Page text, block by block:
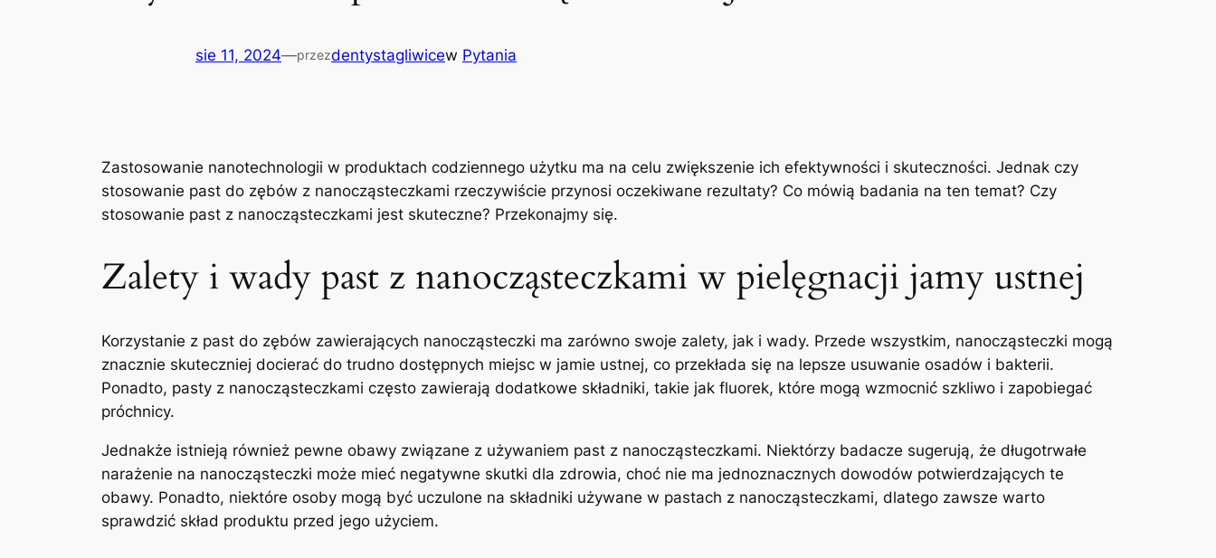
sie 11, 2024—przezdentystagliwicew Pytania
Zastosowanie nanotechnologii w⁤ produktach⁤ codziennego użytku‍ ma‍ na celu zwiększenie‌ ich efektywności i skuteczności.⁣ Jednak czy‌
stosowanie ⁢past do ‍zębów z nanocząsteczkami⁢ rzeczywiście przynosi oczekiwane rezultaty?‌ Co mówią badania na ten ⁢temat?⁤ Czy
stosowanie‍ past z‍ nanocząsteczkami ⁢jest ⁤skuteczne? Przekonajmy się.
Zalety i wady past z⁢ nanocząsteczkami w pielęgnacji‍ jamy ‌ustnej
Korzystanie z past do zębów zawierających nanocząsteczki ma zarówno swoje zalety, jak ⁣i wady. Przede‍ wszystkim, nanocząsteczki ⁣mogą
znacznie skuteczniej docierać ‍do ⁤trudno dostępnych miejsc w jamie ustnej, co przekłada⁢ się na ​lepsze usuwanie osadów i bakterii.
Ponadto, ⁤pasty z nanocząsteczkami często ​zawierają dodatkowe składniki,⁣ takie jak ‍fluorek, ​które mogą wzmocnić szkliwo i zapobiegać
próchnicy.
Jednakże​ istnieją również pewne obawy związane z używaniem past z nanocząsteczkami. Niektórzy badacze sugerują,​ że długotrwałe
narażenie ⁤na ‍nanocząsteczki może mieć negatywne skutki dla zdrowia, choć ‌nie⁢ ma​ jednoznacznych ‍dowodów potwierdzających te⁤
obawy. Ponadto, ‌niektóre‌ osoby mogą być ‌uczulone na⁤ składniki ‍używane w pastach z ⁤nanocząsteczkami, dlatego‍ zawsze ​warto
‍sprawdzić skład produktu przed jego użyciem.